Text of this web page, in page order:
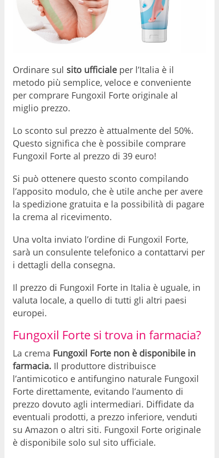
Ordinare sul sito ufficiale per l’Italia è il
metodo più semplice, veloce e conveniente
per comprare Fungoxil Forte originale al
miglio prezzo.
Lo sconto sul prezzo è attualmente del 50%.
Questo significa che è possibile comprare
Fungoxil Forte al prezzo di 39 euro!
Si può ottenere questo sconto compilando
l’apposito modulo, che è utile anche per avere
la spedizione gratuita e la possibilità di pagare
la crema al ricevimento.
Una volta inviato l’ordine di Fungoxil Forte,
sarà un consulente telefonico a contattarvi per
i dettagli della consegna.
Il prezzo di Fungoxil Forte in Italia è uguale, in
valuta locale, a quello di tutti gli altri paesi
europei.
Fungoxil Forte si trova in farmacia?
La crema Fungoxil Forte non è disponibile in
farmacia. Il produttore distribuisce
l’antimicotico e antifungino naturale Fungoxil
Forte direttamente, evitando l’aumento di
prezzo dovuto agli intermediari. Diffidate da
eventuali prodotti, a prezzo inferiore, venduti
su Amazon o altri siti. Fungoxil Forte originale
è disponibile solo sul sito ufficiale.